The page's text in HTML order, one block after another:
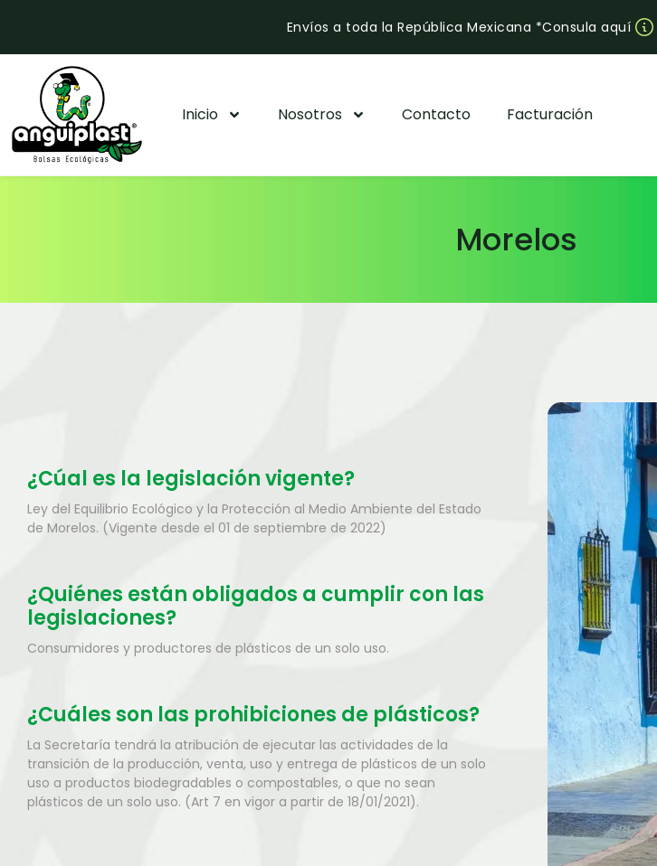
Envíos a toda la República Mexicana *Consula aquí
Inicio Nosotros Contacto Facturación
Morelos
¿Cúal es la legislación vigente?
Ley del Equilibrio Ecológico y la Protección al Medio Ambiente del Estado
de Morelos. (Vigente desde el 01 de septiembre de 2022)
¿Quiénes están obligados a cumplir con las
legislaciones?
Consumidores y productores de plásticos de un solo uso.
¿Cuáles son las prohibiciones de plásticos?
La Secretaría tendrá la atribución de ejecutar las actividades de la
transición de la producción, venta, uso y entrega de plásticos de un solo
uso a productos biodegradables o compostables, o que no sean
plásticos de un solo uso. (Art 7 en vigor a partir de 18/01/2021).